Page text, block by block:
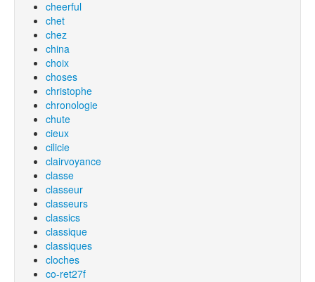
cheerful
chet
chez
china
choix
choses
christophe
chronologie
chute
cieux
cilicie
clairvoyance
classe
classeur
classeurs
classics
classique
classiques
cloches
co-ret27f